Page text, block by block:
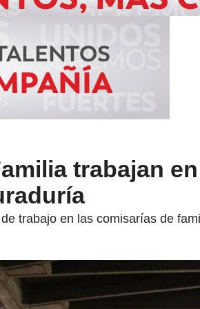
trabajan
trabajo en las comisarías de